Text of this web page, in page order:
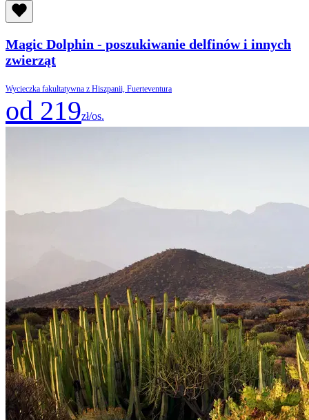
Magic Dolphin - poszukiwanie delfinów i innych
zwierząt
Wycieczka fakultatywna z Hiszpanii, Fuerteventura
od 219zł/os.